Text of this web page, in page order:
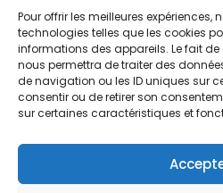
Pour offrir les meilleures expériences,
technologies telles que les cookies
informations des appareils. Le fait
nous permettra de traiter des
de navigation ou les ID uniques sur
consentir ou de retirer son
sur certaines caractéristiques et
Parutions 2017
Portrait